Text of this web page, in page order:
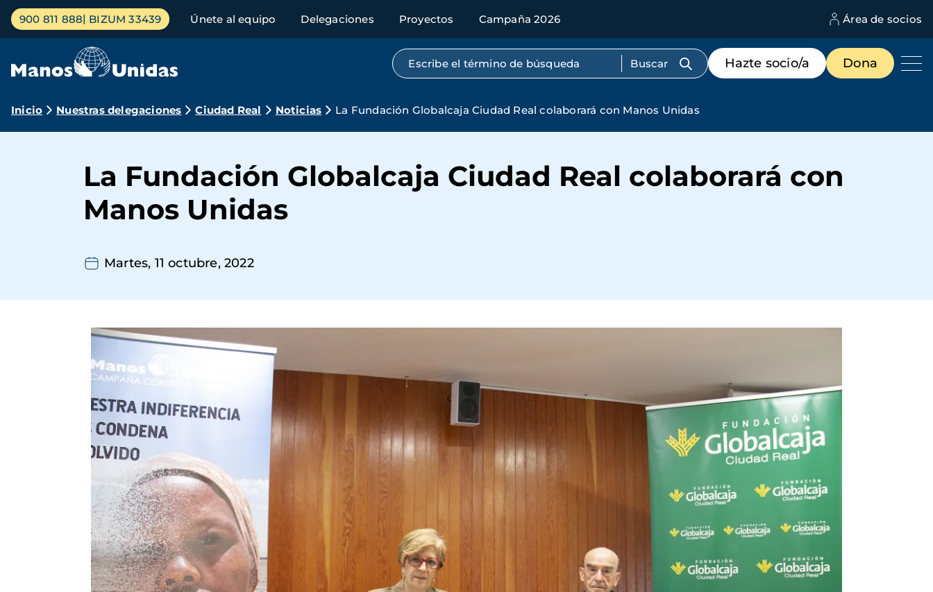
Pasar
contenido
Menú
principal
900 811 888 BIZUM 33439 Únete al equipo Delegaciones Proyectos Campaña 2026 Área de socios
Búsqueda por texto completo
Menú
de
destacados
Hazte socio/a Dona
Ruta
navegación
Inicio Nuestras delegaciones Ciudad Real Noticias La Fundación Globalcaja Ciudad Real colaborará con Manos Unidas
La Fundación Globalcaja Ciudad Real colaborará con
Manos Unidas
Martes, 11 octubre, 2022